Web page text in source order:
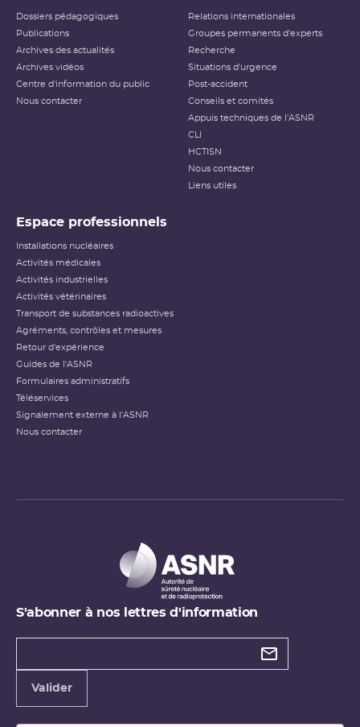
Dossiers pédagogiques
Publications
Archives des actualités
Archives vidéos
Centre d'information du public
Nous contacter
Relations internationales
Groupes permanents d'experts
Recherche
Situations d'urgence
Post-accident
Conseils et comités
Appuis techniques de l'ASNR
CLI
HCTISN
Nous contacter
Liens utiles
Espace professionnels
Installations nucléaires
Activités médicales
Activités industrielles
Activités vétérinaires
Transport de substances radioactives
Agréments, contrôles et mesures
Retour d'expérience
Guides de l'ASNR
Formulaires administratifs
Téléservices
Signalement externe à l'ASNR
Nous contacter
S'abonner à nos lettres d'information
Types de
mail
Valider